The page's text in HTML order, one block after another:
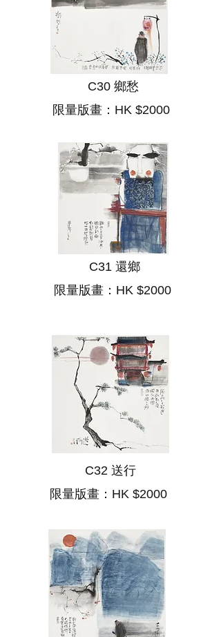
C30 鄉愁
限量版畫：HK $2000
C31 還鄉
限量版畫：HK $2000
C32 送行
限量版畫：HK $2000